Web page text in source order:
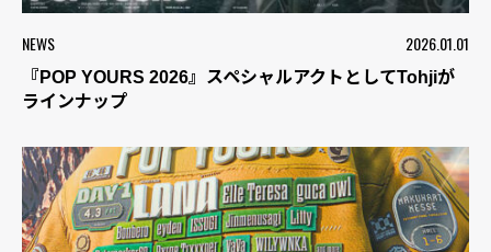
NEWS 2026.01.01
『POP YOURS 2026』スペシャルアクトとしてTohjiが
ラインナップ